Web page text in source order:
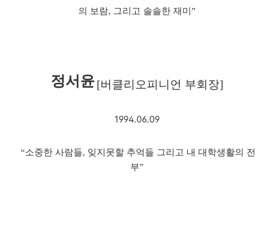
의
보람, 그리고 솔솔한 재미 ”
정서윤[버클리오피니언 부회장]
1994.06.09
“소중한 사람들, 잊지못할 추억들 그리고 내 대학생활의 전
부”